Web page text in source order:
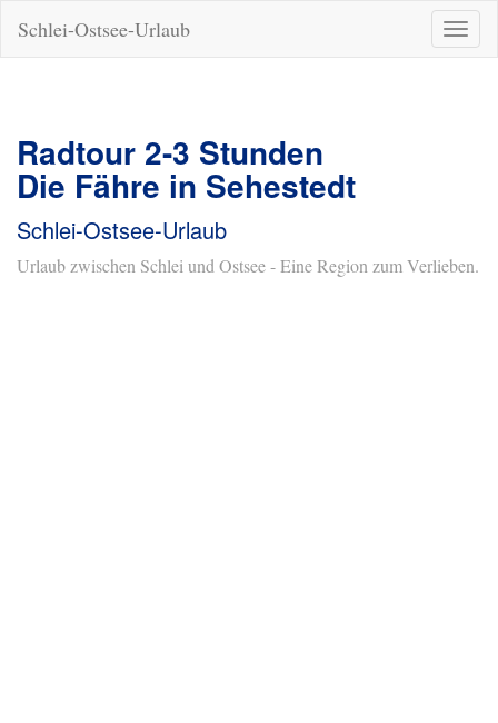
ein-/
Schlei-Ostsee-Urlaub
Radtour 2-3 Stunden
Die Fähre in Sehestedt
Schlei-Ostsee-Urlaub
Urlaub zwischen Schlei und Ostsee - Eine Region zum Verlieben.